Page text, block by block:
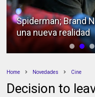
Spiderman; Brand
una nueva realidad
Home Novedades Cine
Decision to